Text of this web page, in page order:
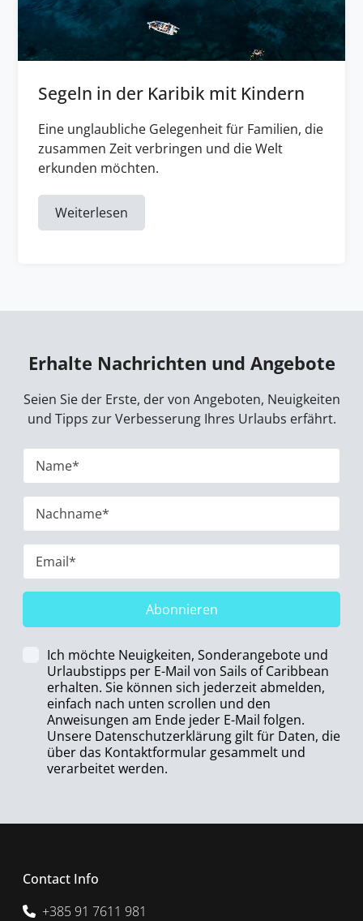
Segeln in der Karibik mit Kindern
Eine unglaubliche Gelegenheit für Familien, die
zusammen Zeit verbringen und die Welt
erkunden möchten.
Weiterlesen
Erhalte Nachrichten und Angebote
Seien Sie der Erste, der von Angeboten, Neuigkeiten
und Tipps zur Verbesserung Ihres Urlaubs erfährt.
Abonnieren
Ich möchte Neuigkeiten, Sonderangebote und
Urlaubstipps per E-Mail von Sails of Caribbean
erhalten. Sie können sich jederzeit abmelden,
einfach nach unten scrollen und den
Anweisungen am Ende jeder E-Mail folgen.
Unsere Datenschutzerklärung gilt für Daten, die
über das Kontaktformular gesammelt und
verarbeitet werden.
Contact Info
+385 91 7611 981